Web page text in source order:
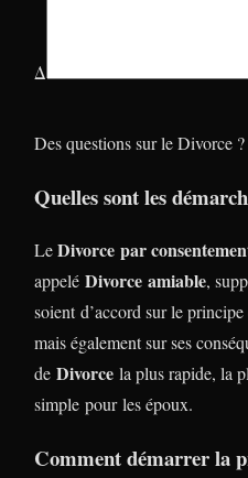
Δ
Des questions sur le Divorce ?
Quelles sont les
LeDivorce par
appelé Divorce amiable,
soient d’accord sur le principe
mais également sur ses
de Divorce la plus rapide, la
simple pour les époux.
Comment démarrer la